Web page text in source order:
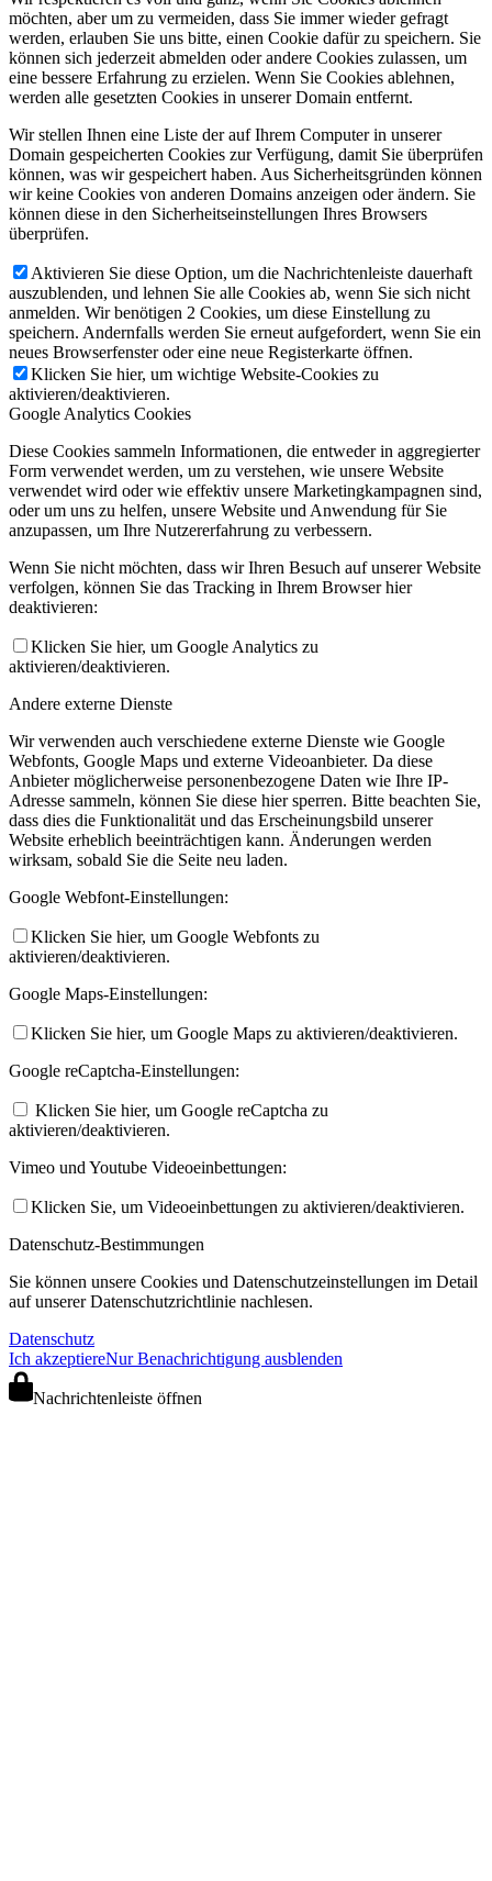
möchten, aber um zu vermeiden, dass Sie immer wieder gefragt
werden, erlauben Sie uns bitte, einen Cookie dafür zu speichern. Sie
können sich jederzeit abmelden oder andere Cookies zulassen, um
eine bessere Erfahrung zu erzielen. Wenn Sie Cookies ablehnen,
werden alle gesetzten Cookies in unserer Domain entfernt.
Wir stellen Ihnen eine Liste der auf Ihrem Computer in unserer
Domain gespeicherten Cookies zur Verfügung, damit Sie überprüfen
können, was wir gespeichert haben. Aus Sicherheitsgründen können
wir keine Cookies von anderen Domains anzeigen oder ändern. Sie
können diese in den Sicherheitseinstellungen Ihres Browsers
überprüfen.
Aktivieren Sie diese Option, um die Nachrichtenleiste dauerhaft
auszublenden, und lehnen Sie alle Cookies ab, wenn Sie sich nicht
anmelden. Wir benötigen 2 Cookies, um diese Einstellung zu
speichern. Andernfalls werden Sie erneut aufgefordert, wenn Sie ein
neues Browserfenster oder eine neue Registerkarte öffnen.
Klicken Sie hier, um wichtige Website-Cookies zu
aktivieren/deaktivieren.
Google Analytics Cookies
Diese Cookies sammeln Informationen, die entweder in aggregierter
Form verwendet werden, um zu verstehen, wie unsere Website
verwendet wird oder wie effektiv unsere Marketingkampagnen sind,
oder um uns zu helfen, unsere Website und Anwendung für Sie
anzupassen, um Ihre Nutzererfahrung zu verbessern.
Wenn Sie nicht möchten, dass wir Ihren Besuch auf unserer Website
verfolgen, können Sie das Tracking in Ihrem Browser hier
deaktivieren:
Klicken Sie hier, um Google Analytics zu
aktivieren/deaktivieren.
Andere externe Dienste
Wir verwenden auch verschiedene externe Dienste wie Google
Webfonts, Google Maps und externe Videoanbieter. Da diese
Anbieter möglicherweise personenbezogene Daten wie Ihre IP-
Adresse sammeln, können Sie diese hier sperren. Bitte beachten Sie,
dass dies die Funktionalität und das Erscheinungsbild unserer
Website erheblich beeinträchtigen kann. Änderungen werden
wirksam, sobald Sie die Seite neu laden.
Google Webfont-Einstellungen:
Klicken Sie hier, um Google Webfonts zu
aktivieren/deaktivieren.
Google Maps-Einstellungen:
Klicken Sie hier, um Google Maps zu aktivieren/deaktivieren.
Google reCaptcha-Einstellungen:
Klicken Sie hier, um Google reCaptcha zu
aktivieren/deaktivieren.
Vimeo und Youtube Videoeinbettungen:
Klicken Sie, um Videoeinbettungen zu aktivieren/deaktivieren.
Datenschutz-Bestimmungen
Sie können unsere Cookies und Datenschutzeinstellungen im Detail
auf unserer Datenschutzrichtlinie nachlesen.
Datenschutz
Ich akzeptiereNur Benachrichtigung ausblenden
Nachrichtenleiste öffnen